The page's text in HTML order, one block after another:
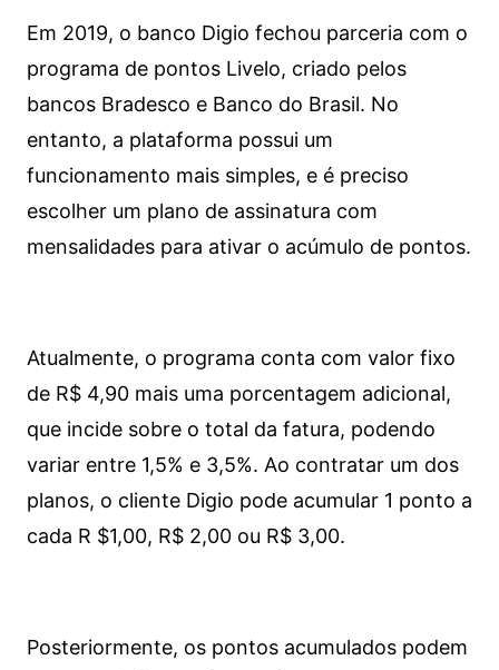
Em 2019, o banco Digio fechou parceria com o
programa de pontos Livelo, criado pelos
bancos Bradesco e Banco do Brasil. No
entanto, a plataforma possui um
funcionamento mais simples, e é preciso
escolher um plano de assinatura com
mensalidades para ativar o acúmulo de pontos.
Atualmente, o programa conta com valor fixo
de R$ 4,90 mais uma porcentagem adicional,
que incide sobre o total da fatura, podendo
variar entre 1,5% e 3,5%. Ao contratar um dos
planos, o cliente Digio pode acumular 1 ponto a
cada R $1,00, R$ 2,00 ou R$ 3,00.
Posteriormente, os pontos acumulados podem